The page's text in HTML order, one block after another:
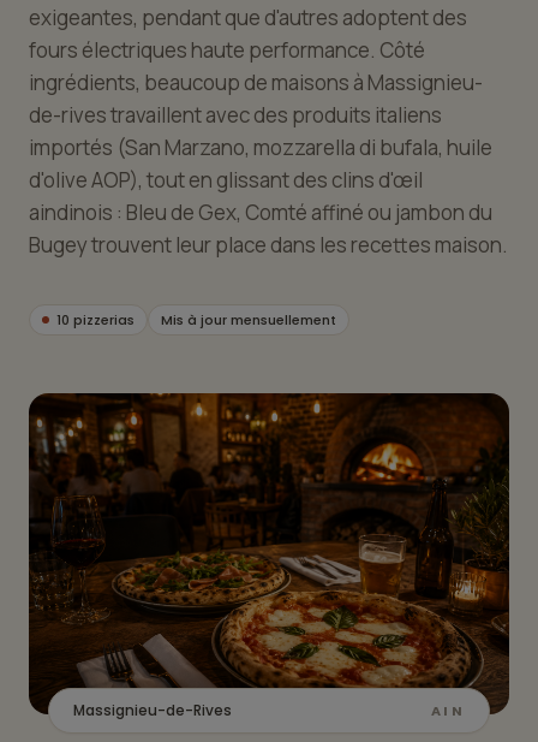
exigeantes, pendant que d'autres adoptent des
fours électriques haute performance. Côté
ingrédients, beaucoup de maisons à Massignieu-
de-rives travaillent avec des produits italiens
importés (San Marzano, mozzarella di bufala, huile
d'olive AOP), tout en glissant des clins d'œil
aindinois : Bleu de Gex, Comté affiné ou jambon du
Bugey trouvent leur place dans les recettes maison.
10 pizzerias Mis à jour mensuellement
Massignieu-de-Rives AIN